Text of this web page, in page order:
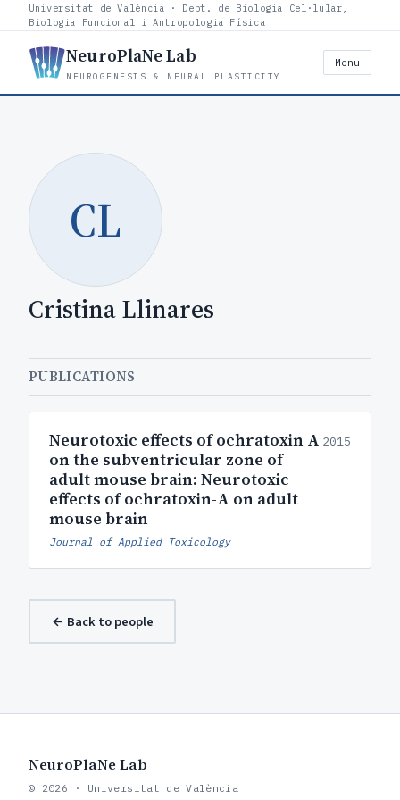
Universitat de València · Dept. de Biologia Cel·lular,
Biologia Funcional i Antropologia Física
NeuroPlaNe Lab
NEUROGENESIS & NEURAL PLASTICITY
Menu
CL
Cristina Llinares
PUBLICATIONS
Neurotoxic effects of ochratoxin A
on the subventricular zone of
adult mouse brain: Neurotoxic
effects of ochratoxin-A on adult
mouse brain
2015
Journal of Applied Toxicology
← Back to people
NeuroPlaNe Lab
© 2026 · Universitat de València